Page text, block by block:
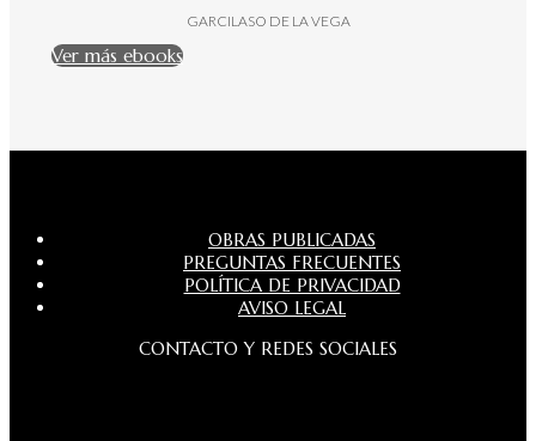
GARCILASO DE LA VEGA
Ver más ebooks
OBRAS PUBLICADAS
PREGUNTAS FRECUENTES
POLÍTICA DE PRIVACIDAD
AVISO LEGAL
CONTACTO Y REDES SOCIALES